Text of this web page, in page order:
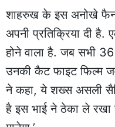
शाहरुख के इस अनोखे
अपनी प्रतिक्रिया दी
होने वाला है. जब सभी
उनकी कैट फाइट फिल्म
ने कहा, ये शख्स असली
है इस भाई ने ठेका ले रखा